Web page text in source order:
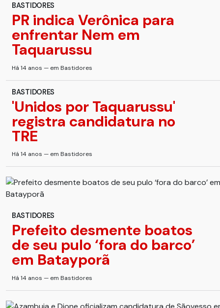
BASTIDORES
PR indica Verônica para
enfrentar Nem em
Taquarussu
Há 14 anos — em Bastidores
BASTIDORES
'Unidos por Taquarussu'
registra candidatura no
TRE
Há 14 anos — em Bastidores
BASTIDORES
Prefeito desmente boatos
de seu pulo ‘fora do barco’
em Batayporã
Há 14 anos — em Bastidores